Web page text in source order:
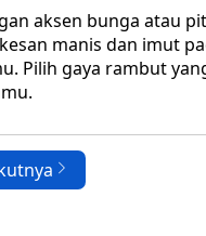
aksen bunga atau
manis dan imut
Pilih gaya rambut